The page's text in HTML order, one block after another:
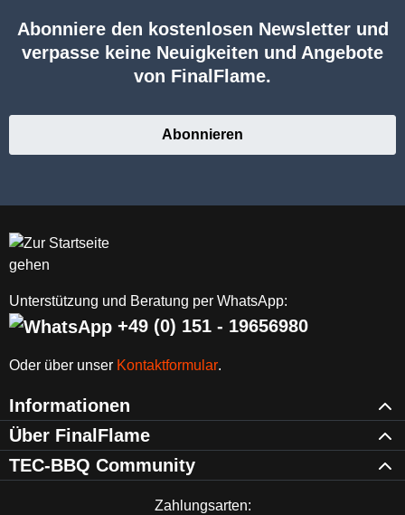
Abonniere den kostenlosen Newsletter und
verpasse keine Neuigkeiten und Angebote
von FinalFlame.
Abonnieren
Unterstützung und Beratung per WhatsApp:
+49 (0) 151 - 19656980
Oder über unser Kontaktformular.
Informationen
Über FinalFlame
TEC-BBQ Community
Zahlungsarten: